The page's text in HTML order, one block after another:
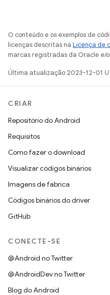
O conteúdo e os exemplos de
licenças descritas na Licença de
marcas registradas da Oracle e/
Última atualização 2023-12-01
CRIAR
Repositório do Android
Requisitos
Como fazer o download
Visualizar códigos binários
Imagens de fábrica
Códigos binários do driver
GitHub
CONECTE-SE
@Android no Twitter
@AndroidDev no Twitter
Blog do Android